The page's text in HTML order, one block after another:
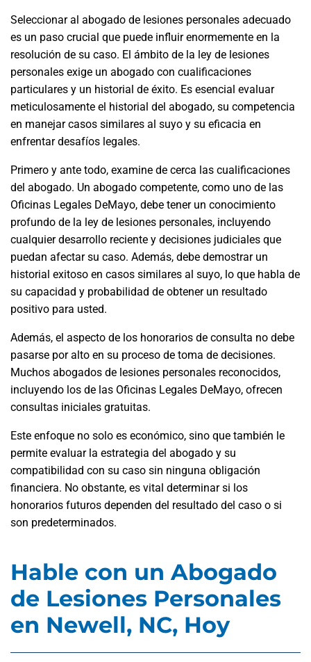
Seleccionar al abogado de lesiones personales adecuado
es un paso crucial que puede influir enormemente en la
resolución de su caso. El ámbito de la ley de lesiones
personales exige un abogado con cualificaciones
particulares y un historial de éxito. Es esencial evaluar
meticulosamente el historial del abogado, su competencia
en manejar casos similares al suyo y su eficacia en
enfrentar desafíos legales.
Primero y ante todo, examine de cerca las cualificaciones
del abogado. Un abogado competente, como uno de las
Oficinas Legales DeMayo, debe tener un conocimiento
profundo de la ley de lesiones personales, incluyendo
cualquier desarrollo reciente y decisiones judiciales que
puedan afectar su caso. Además, debe demostrar un
historial exitoso en casos similares al suyo, lo que habla de
su capacidad y probabilidad de obtener un resultado
positivo para usted.
Además, el aspecto de los honorarios de consulta no debe
pasarse por alto en su proceso de toma de decisiones.
Muchos abogados de lesiones personales reconocidos,
incluyendo los de las Oficinas Legales DeMayo, ofrecen
consultas iniciales gratuitas.
Este enfoque no solo es económico, sino que también le
permite evaluar la estrategia del abogado y su
compatibilidad con su caso sin ninguna obligación
financiera. No obstante, es vital determinar si los
honorarios futuros dependen del resultado del caso o si
son predeterminados.
Hable con un Abogado
de Lesiones Personales
en Newell, NC, Hoy